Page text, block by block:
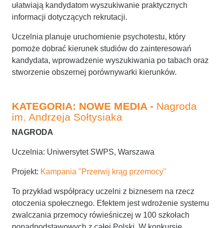
ułatwiają kandydatom wyszukiwanie praktycznych
informacji dotyczących rekrutacji.
Uczelnia planuje uruchomienie psychotestu, który
pomoże dobrać kierunek studiów do zainteresowań
kandydata, wprowadzenie wyszukiwania po tabach oraz
stworzenie obszernej porównywarki kierunków.
KATEGORIA: NOWE MEDIA - Nagroda
im. Andrzeja Sołtysiaka
NAGRODA
Uczelnia: Uniwersytet SWPS, Warszawa
Projekt: Kampania "Przerwij krąg przemocy"
To przykład współpracy uczelni z biznesem na rzecz
otoczenia społecznego. Efektem jest wdrożenie systemu
zwalczania przemocy rówieśniczej w 100 szkołach